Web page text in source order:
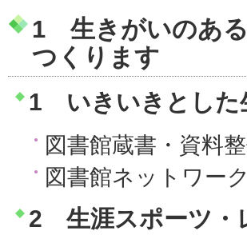
1 生きがいのあ
つくります
1 いきいきとした
図書館蔵書・資料
図書館ネットワー
2 生涯スポーツ・